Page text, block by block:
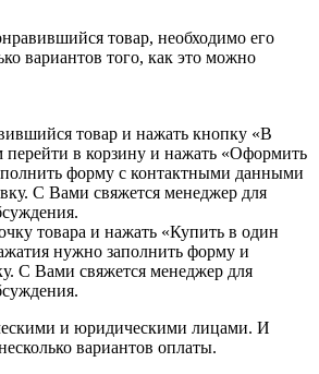
товар, необходимо его
вариантов того, как это можно
товар и нажать кнопку «В
перейти в корзину и нажать «Оформить
форму с контактными данными
С Вами свяжется менеджер для
товара и нажать «Купить в один
нужно заполнить форму и
С Вами свяжется менеджер для
и юридическими лицами. И
вариантов оплаты.